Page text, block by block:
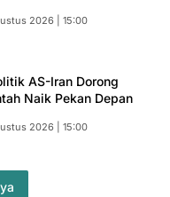
2026 | 15:00
AS-Iran Dorong
Naik Pekan Depan
2026 | 15:00